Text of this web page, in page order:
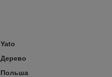
Yato
Дерево
Польша